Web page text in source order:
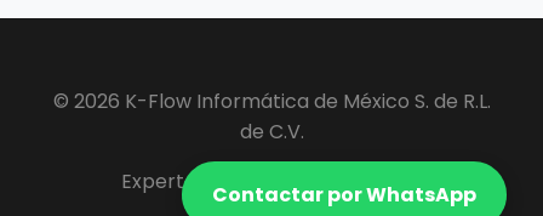
Contactar por WhatsApp
© 2026 K-Flow Informática de México S. de R.L.
de C.V.
Expertos en Software ERP y VIP.